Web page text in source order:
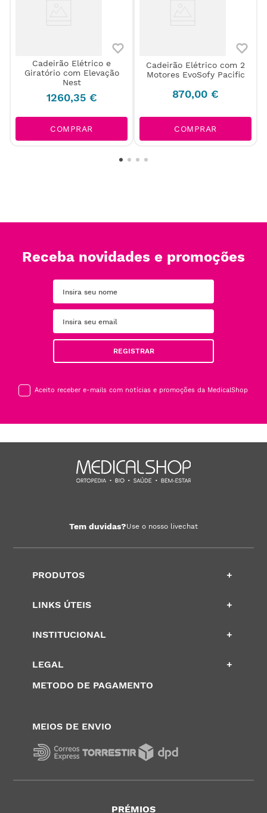
Cadeirão Elétrico e
Giratório com Elevação
Nest
1260,35 €
COMPRAR
Cadeirão Elétrico com 2
Motores EvoSofy Pacific
870,00 €
COMPRAR
Receba novidades e promoções
REGISTRAR
Aceito receber e-mails com notícias e promoções da MedicalShop
Tem duvidas?Use o nosso livechat
PRODUTOS +
LINKS ÚTEIS +
INSTITUCIONAL +
LEGAL
+
METODO DE PAGAMENTO
MEIOS DE ENVIO
PRÉMIOS